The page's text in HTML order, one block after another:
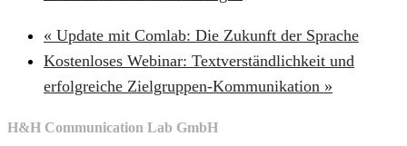
« Update mit Comlab: Die Zukunft der Sprache
Kostenloses Webinar: Textverständlichkeit und
erfolgreiche Zielgruppen-Kommunikation »
H&H Communication Lab GmbH